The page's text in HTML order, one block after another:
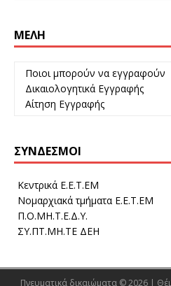
ΜΈΛΗ
Ποιοι μπορούν να εγγραφούν
Δικαιολογητικά Εγγραφής
Αίτηση Εγγραφής
ΣΎΝΔΕΣΜΟΙ
Κεντρικά Ε.Ε.Τ.ΕΜ
Νομαρχιακά τμήματα Ε.Ε.Τ.ΕΜ
Π.Ο.ΜΗ.Τ.Ε.Δ.Υ.
ΣΥ.ΠΤ.ΜΗ.ΤΕ ΔΕΗ
Πνευματικά δικαιώματα © 2026 |